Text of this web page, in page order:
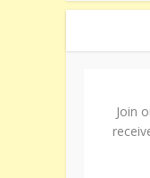
Join